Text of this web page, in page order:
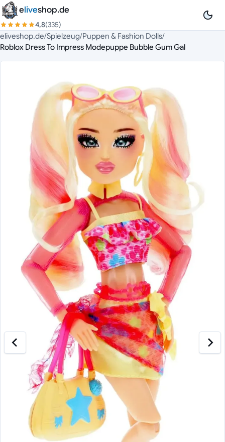
Zum Inhalt springen
eliveshop.de
4,8(335)
eliveshop.de/Spielzeug/Puppen & Fashion Dolls/
Roblox Dress To Impress Modepuppe Bubble Gum Gal